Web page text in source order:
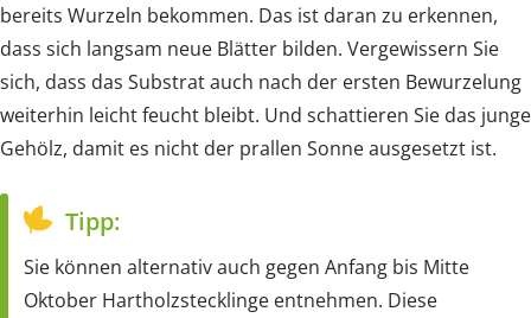
bereits Wurzeln bekommen. Das ist daran zu erkennen,
dass sich langsam neue Blätter bilden. Vergewissern Sie
sich, dass das Substrat auch nach der ersten Bewurzelung
weiterhin leicht feucht bleibt. Und schattieren Sie das junge
Gehölz, damit es nicht der prallen Sonne ausgesetzt ist.
Tipp:
Sie können alternativ auch gegen Anfang bis Mitte
Oktober Hartholzstecklinge entnehmen. Diese